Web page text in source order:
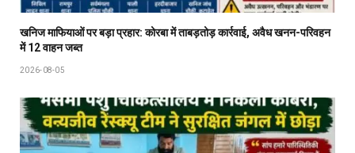
खनिज माफियाओं पर बड़ा प्रहार: कोरबा में ताबड़तोड़ कार्रवाई, अवैध खनन-परिवहन
में 12 वाहन जब्त
2026-08-05